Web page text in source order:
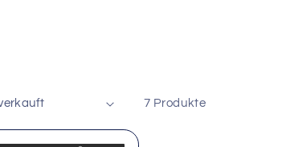
7 Produkte